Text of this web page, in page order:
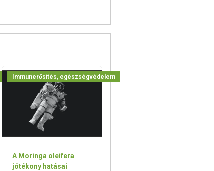
Immunerősítés, egészségvédelem
A Moringa oleifera
jótékony hatásai